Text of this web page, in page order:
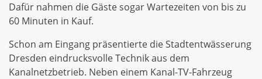
Dafür nahmen die Gäste sogar Wartezeiten von bis zu
60 Minuten in Kauf.
Schon am Eingang präsentierte die Stadtentwässerung
Dresden eindrucksvolle Technik aus dem
Kanalnetzbetrieb. Neben einem Kanal-TV-Fahrzeug